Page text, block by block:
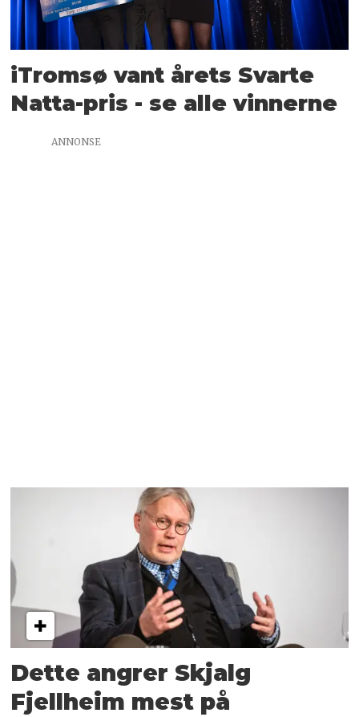
iTromsø vant årets Svarte
Natta-pris - se alle vinnerne
ANNONSE
Dette angrer Skjalg
Fjellheim mest på